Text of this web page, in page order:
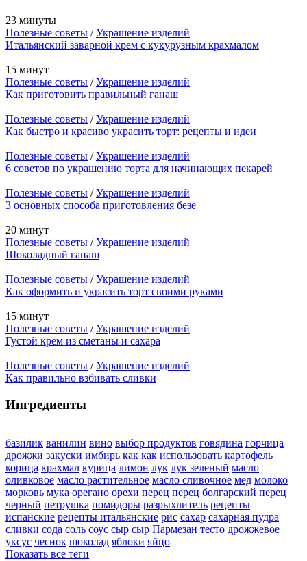
23 минуты
Полезные советы /Украшение изделий
Итальянский заварной крем с кукурузным крахмалом
15 минут
Полезные советы /Украшение изделий
Как приготовить правильный ганаш
Полезные советы /Украшение изделий
Как быстро и красиво украсить торт: рецепты и идеи
Полезные советы /Украшение изделий
6 советов по украшению торта для начинающих пекарей
Полезные советы /Украшение изделий
3 основных способа приготовления безе
20 минут
Полезные советы /Украшение изделий
Шоколадный ганаш
Полезные советы /Украшение изделий
Как оформить и украсить торт своими руками
15 минут
Полезные советы /Украшение изделий
Густой крем из сметаны и сахара
Полезные советы /Украшение изделий
Как правильно взбивать сливки
Ингредиенты
базилик ванилин вино выбор продуктов говядина горчица
дрожжи закуски имбирь как как использовать картофель
корица крахмал курица лимон лук лук зеленый масло
оливковое масло растительное масло сливочное мед молоко
морковь мука орегано орехи перец перец болгарский перец
черный петрушка помидоры разрыхлитель рецепты
испанские рецепты итальянские рис сахар сахарная пудра
сливки сода соль соус сыр сыр Пармезан тесто дрожжевое
уксус чеснок шоколад яблоки яйцо
Показать все теги